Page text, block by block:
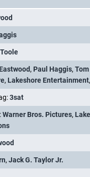
Toole
, Paul Haggis,
, Lakeshore Entertainment,
3sat
Warner Bros. Pictures,
, Jack G. Taylor Jr.